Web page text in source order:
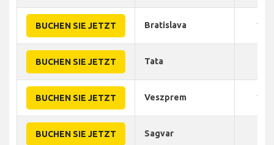
BUCHEN SIE JETZT Bratislava 160
BUCHEN SIE JETZT Tata
BUCHEN SIE JETZT Veszprem 110
BUCHEN SIE JETZT Sagvar